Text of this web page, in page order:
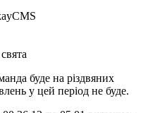
буде на різдвяних
у цей період не буде.